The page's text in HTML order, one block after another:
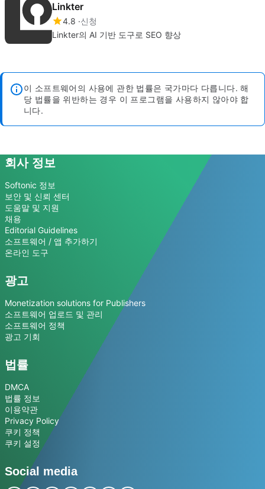
Linkter
4.8 신청
Linkter의 AI 기반 도구로 SEO 향상
이 소프트웨어의 사용에 관한 법률은 국가마다 다릅니다. 해
당 법률을 위반하는 경우 이 프로그램을 사용하지 않아야 합
니다.
회사 정보
Softonic 정보
보안 및 신뢰 센터
도움말 및 지원
채용
Editorial Guidelines
소프트웨어 / 앱 추가하기
온라인 도구
광고
Monetization solutions for Publishers
소프트웨어 업로드 및 관리
소프트웨어 정책
광고 기회
법률
DMCA
법률 정보
이용약관
Privacy Policy
쿠키 정책
쿠키 설정
Social media